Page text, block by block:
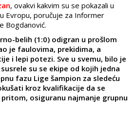
, ovakvi kakvim su se pokazali u
Evropu, poručuje za Informer
Bogdanović.
belih (1:0) odigran u prošlom
je faulovima, prekidima, a
i lepi potezi. Sve u svemu, bilo je
su se ekipe od kojih jedna
fazu Lige šampion za sledeću
kroz kvalifikacije da se
osiguranu najmanje grupnu